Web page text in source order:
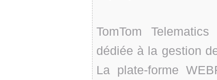
TomTom
dédiée à la gestion
La plate-forme